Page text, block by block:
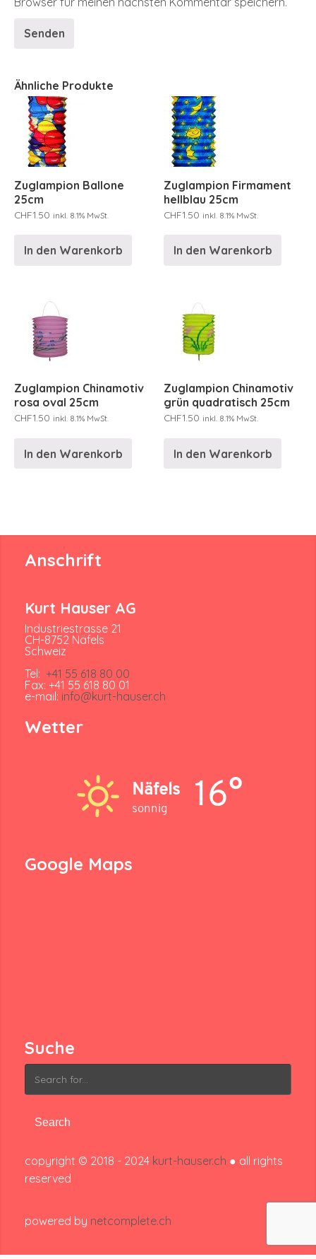
Ähnliche Produkte
Zuglampion Ballone
25cm
CHF1.50 inkl. 8.1% MwSt.
In den Warenkorb
Zuglampion Firmament
hellblau 25cm
CHF1.50 inkl. 8.1% MwSt.
In den Warenkorb
Zuglampion Chinamotiv
rosa oval 25cm
CHF1.50 inkl. 8.1% MwSt.
In den Warenkorb
Zuglampion Chinamotiv
grün quadratisch 25cm
CHF1.50 inkl. 8.1% MwSt.
In den Warenkorb
Anschrift
Kurt Hauser AG
Industriestrasse 21
CH-8752 Näfels
Schweiz
Tel: +41 55 618 80 00
Fax: +41 55 618 80 01
e-mail: info@kurt-hauser.ch
Wetter
Näfels
sonnig 16°
Google Maps
Suche
Search
for:
copyright © 2018 - 2024 kurt-hauser.ch ● all rights
reserved
powered by netcomplete.ch